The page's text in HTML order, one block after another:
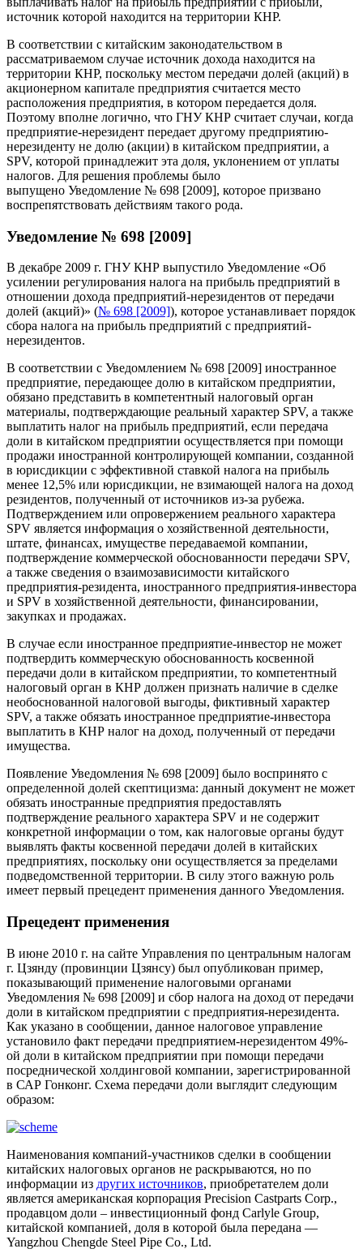
источник которой находится на территории КНР.
В соответствии с китайским законодательством в
рассматриваемом случае источник дохода находится на
территории КНР, поскольку местом передачи долей (акций) в
акционерном капитале предприятия считается место
расположения предприятия, в котором передается доля.
Поэтому вполне логично, что ГНУ КНР считает случаи, когда
предприятие-нерезидент передает другому предприятию-
нерезиденту не долю (акции) в китайском предприятии, а
SPV, которой принадлежит эта доля, уклонением от уплаты
налогов. Для решения проблемы было
выпущено Уведомление № 698 [2009], которое призвано
воспрепятствовать действиям такого рода.
Уведомление № 698 [2009]
В декабре 2009 г. ГНУ КНР выпустило Уведомление «Об
усилении регулирования налога на прибыль предприятий в
отношении дохода предприятий-нерезидентов от передачи
долей (акций)» (№ 698 [2009]), которое устанавливает порядок
сбора налога на прибыль предприятий с предприятий-
нерезидентов.
В соответствии с Уведомлением № 698 [2009] иностранное
предприятие, передающее долю в китайском предприятии,
обязано представить в компетентный налоговый орган
материалы, подтверждающие реальный характер SPV, а также
выплатить налог на прибыль предприятий, если передача
доли в китайском предприятии осуществляется при помощи
продажи иностранной контролирующей компании, созданной
в юрисдикции с эффективной ставкой налога на прибыль
менее 12,5% или юрисдикции, не взимающей налога на доход
резидентов, полученный от источников из-за рубежа.
Подтверждением или опровержением реального характера
SPV является информация о хозяйственной деятельности,
штате, финансах, имуществе передаваемой компании,
подтверждение коммерческой обоснованности передачи SPV,
а также сведения о взаимозависимости китайского
предприятия-резидента, иностранного предприятия-инвестора
и SPV в хозяйственной деятельности, финансировании,
закупках и продажах.
В случае если иностранное предприятие-инвестор не может
подтвердить коммерческую обоснованность косвенной
передачи доли в китайском предприятии, то компетентный
налоговый орган в КНР должен признать наличие в сделке
необоснованной налоговой выгоды, фиктивный характер
SPV, а также обязать иностранное предприятие-инвестора
выплатить в КНР налог на доход, полученный от передачи
имущества.
Появление Уведомления № 698 [2009] было воспринято с
определенной долей скептицизма: данный документ не может
обязать иностранные предприятия предоставлять
подтверждение реального характера SPV и не содержит
конкретной информации о том, как налоговые органы будут
выявлять факты косвенной передачи долей в китайских
предприятиях, поскольку они осуществляется за пределами
подведомственной территории. В силу этого важную роль
имеет первый прецедент применения данного Уведомления.
Прецедент применения
В июне 2010 г. на сайте Управления по центральным налогам
г. Цзянду (провинции Цзянсу) был опубликован пример,
показывающий применение налоговыми органами
Уведомления № 698 [2009] и сбор налога на доход от передачи
доли в китайском предприятии с предприятия-нерезидента.
Как указано в сообщении, данное налоговое управление
установило факт передачи предприятием-нерезидентом 49%-
ой доли в китайском предприятии при помощи передачи
посреднической холдинговой компании, зарегистрированной
в САР Гонконг. Схема передачи доли выглядит следующим
образом:
Наименования компаний-участников сделки в сообщении
китайских налоговых органов не раскрываются, но по
информации из других источников, приобретателем доли
является американская корпорация Precision Castparts Corp.,
продавцом доли – инвестиционный фонд Carlyle Group,
китайской компанией, доля в которой была передана —
Yangzhou Chengde Steel Pipe Co., Ltd.